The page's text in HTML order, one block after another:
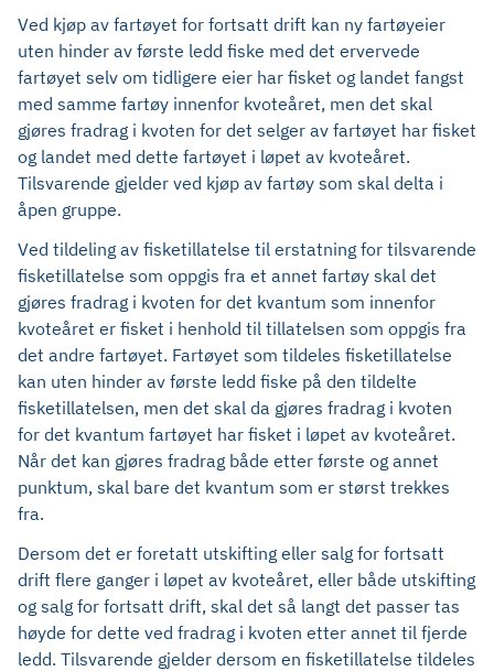
Ved kjøp av fartøyet for fortsatt drift kan ny fartøyeier
uten hinder av første ledd fiske med det ervervede
fartøyet selv om tidligere eier har fisket og landet fangst
med samme fartøy innenfor kvoteåret, men det skal
gjøres fradrag i kvoten for det selger av fartøyet har fisket
og landet med dette fartøyet i løpet av kvoteåret.
Tilsvarende gjelder ved kjøp av fartøy som skal delta i
åpen gruppe.
Ved tildeling av fisketillatelse til erstatning for tilsvarende
fisketillatelse som oppgis fra et annet fartøy skal det
gjøres fradrag i kvoten for det kvantum som innenfor
kvoteåret er fisket i henhold til tillatelsen som oppgis fra
det andre fartøyet. Fartøyet som tildeles fisketillatelse
kan uten hinder av første ledd fiske på den tildelte
fisketillatelsen, men det skal da gjøres fradrag i kvoten
for det kvantum fartøyet har fisket i løpet av kvoteåret.
Når det kan gjøres fradrag både etter første og annet
punktum, skal bare det kvantum som er størst trekkes
fra.
Dersom det er foretatt utskifting eller salg for fortsatt
drift flere ganger i løpet av kvoteåret, eller både utskifting
og salg for fortsatt drift, skal det så langt det passer tas
høyde for dette ved fradrag i kvoten etter annet til fjerde
ledd. Tilsvarende gjelder dersom en fisketillatelse tildeles